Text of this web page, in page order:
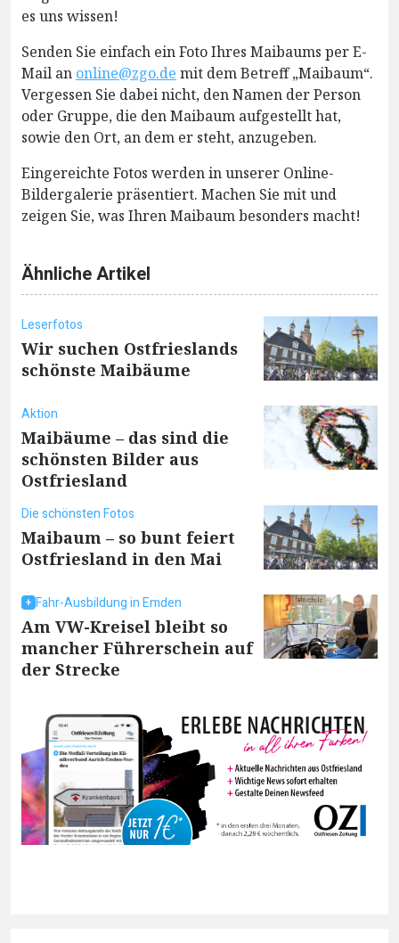
es uns wissen!
Senden Sie einfach ein Foto Ihres Maibaums per E-
Mail an online@zgo.de mit dem Betreff „Maibaum“.
Vergessen Sie dabei nicht, den Namen der Person
oder Gruppe, die den Maibaum aufgestellt hat,
sowie den Ort, an dem er steht, anzugeben.
Eingereichte Fotos werden in unserer Online-
Bildergalerie präsentiert. Machen Sie mit und
zeigen Sie, was Ihren Maibaum besonders macht!
Ähnliche Artikel
Leserfotos
Wir suchen Ostfrieslands
schönste Maibäume
Aktion
Maibäume – das sind die
schönsten Bilder aus
Ostfriesland
Die schönsten Fotos
Maibaum – so bunt feiert
Ostfriesland in den Mai
Fahr-Ausbildung in Emden
Am VW-Kreisel bleibt so
mancher Führerschein auf
der Strecke